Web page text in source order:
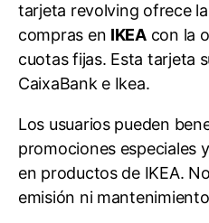
tarjeta revolving ofrece
compras en IKEAcon la
cuotas fijas. Esta tarjeta
CaixaBank e Ikea.
Los usuarios pueden
promociones especiales
en productos de IKEA.
emisión ni